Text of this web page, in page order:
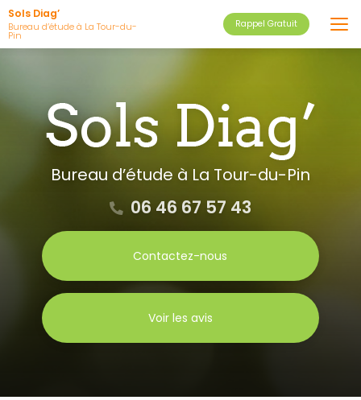
Aller
au
contenu
Sols Diag’
Bureau d’étude à La Tour-du-
Pin
Rappel Gratuit
Bureau d’étude à La Tour-du-Pin
06 46 67 57 43
Contactez-nous
Voir les avis